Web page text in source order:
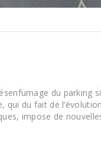
du parking
qui du fait de
impose de